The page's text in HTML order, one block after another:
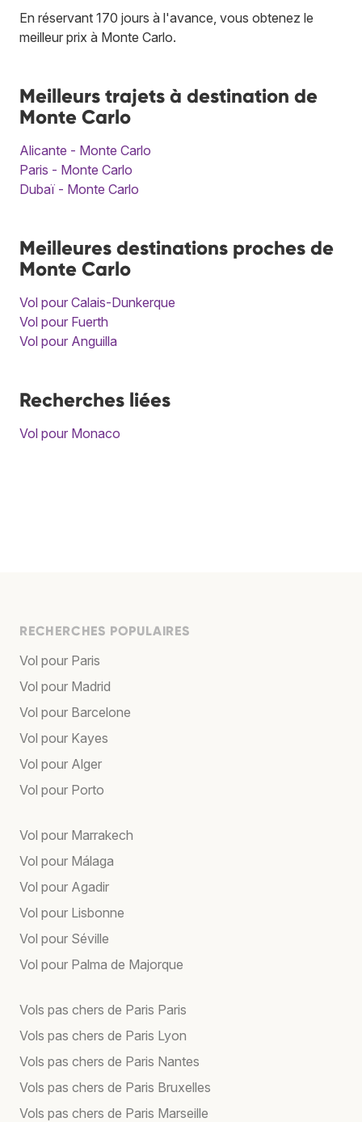
En réservant 170 jours à l'avance, vous obtenez le
meilleur prix à Monte Carlo.
Meilleurs trajets à destination de
Monte Carlo
Alicante - Monte Carlo
Paris - Monte Carlo
Dubaï - Monte Carlo
Meilleures destinations proches de
Monte Carlo
Vol pour Calais-Dunkerque
Vol pour Fuerth
Vol pour Anguilla
Recherches liées
Vol pour Monaco
RECHERCHES POPULAIRES
Vol pour Paris
Vol pour Madrid
Vol pour Barcelone
Vol pour Kayes
Vol pour Alger
Vol pour Porto
Vol pour Marrakech
Vol pour Málaga
Vol pour Agadir
Vol pour Lisbonne
Vol pour Séville
Vol pour Palma de Majorque
Vols pas chers de Paris Paris
Vols pas chers de Paris Lyon
Vols pas chers de Paris Nantes
Vols pas chers de Paris Bruxelles
Vols pas chers de Paris Marseille